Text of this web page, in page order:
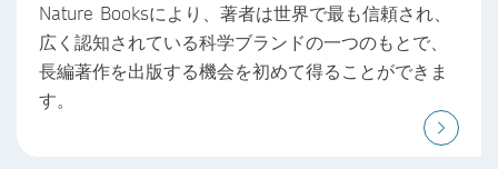
Nature Booksにより、著者は世界で最も信頼され、
広く認知されている科学ブランドの一つのもとで、
長編著作を出版する機会を初めて得ることができま
す。